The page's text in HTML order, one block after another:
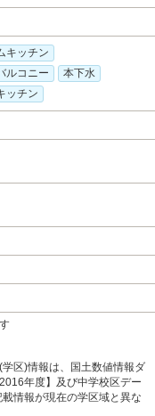
キッチン
ルコニー
本下水
ッチン
区)情報は、国土数値情報ダ
年度】及び中学校区デー
情報が現在の学区域と異な